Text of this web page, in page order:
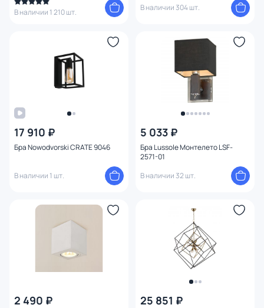
В наличии 1 210 шт. В наличии 304 шт.
17 910 ₽
Бра Nowodvorski CRATE 9046
В наличии 1 шт.
5 033 ₽
Бра Lussole Монтелето LSF-
2571-01
В наличии 32 шт.
2 490 ₽ 25 851 ₽